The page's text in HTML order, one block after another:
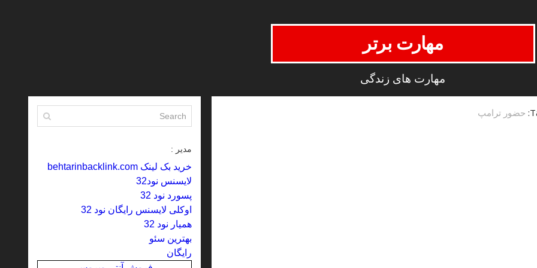
مهارت برتر
مهارت های زندگی
مدیر :
خرید بک لینک behtarinbacklink.com
لایسنس نود32
پسورد نود 32
اوکلی لایسنس رایگان نود 32
همیار نود 32
بهترین سئو
رایگان
حضور ترامپ